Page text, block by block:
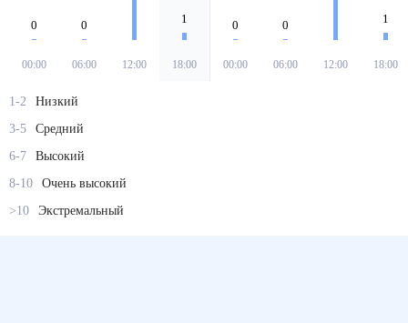
0
00:00
0
06:00 12:00
1
18:00
0
00:00
0
06:00 12:00
1
18:00
1-2
Низкий
3-5
Средний
6-7
Высокий
8-10
Очень высокий
>10
Экстремальный